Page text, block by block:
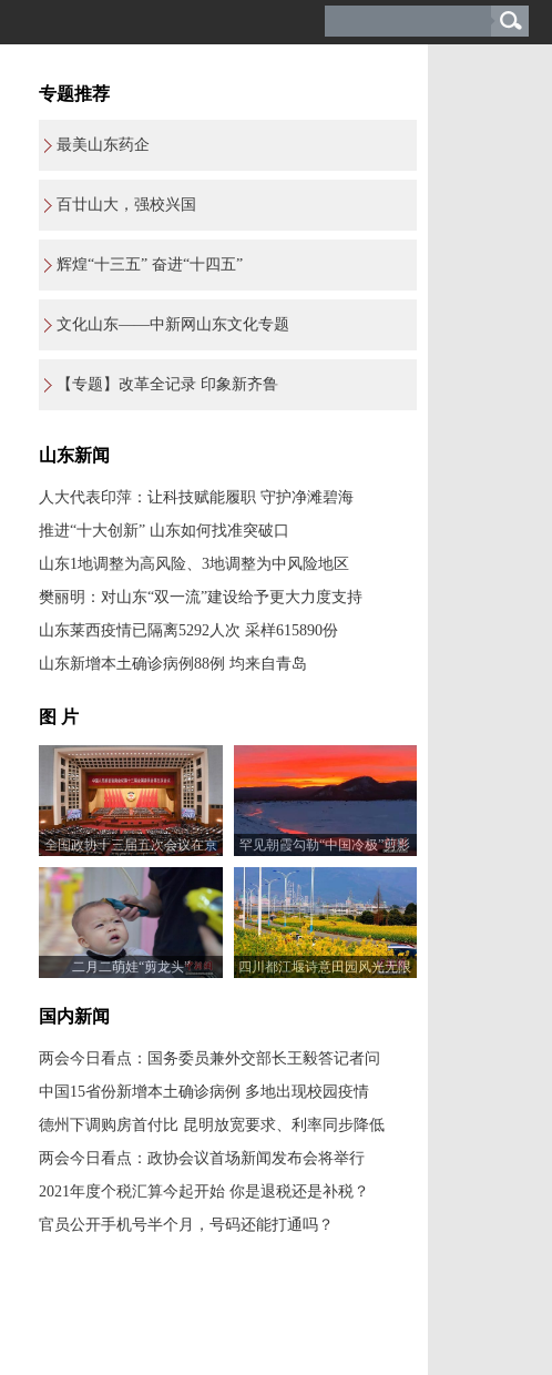
专题推荐
最美山东药企
百廿山大，强校兴国
辉煌“十三五” 奋进“十四五”
文化山东——中新网山东文化专题
【专题】改革全记录 印象新齐鲁
山东新闻
人大代表印萍：让科技赋能履职 守护净滩碧海
推进“十大创新” 山东如何找准突破口
山东1地调整为高风险、3地调整为中风险地区
樊丽明：对山东“双一流”建设给予更大力度支持
山东莱西疫情已隔离5292人次 采样615890份
山东新增本土确诊病例88例 均来自青岛
图 片
全国政协十三届五次会议在京
开幕
罕见朝霞勾勒“中国冷极”剪影
二月二萌娃“剪龙头” 四川都江堰诗意田园风光无限
国内新闻
两会今日看点：国务委员兼外交部长王毅答记者问
中国15省份新增本土确诊病例 多地出现校园疫情
德州下调购房首付比 昆明放宽要求、利率同步降低
两会今日看点：政协会议首场新闻发布会将举行
2021年度个税汇算今起开始 你是退税还是补税？
官员公开手机号半个月，号码还能打通吗？